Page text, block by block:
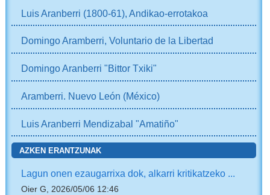
Luis Aranberri (1800-61), Andikao-errotakoa
Domingo Aramberri, Voluntario de la Libertad
Domingo Aranberri "Bittor Txiki"
Aramberri. Nuevo León (México)
Luis Aranberri Mendizabal "Amatiño"
AZKEN ERANTZUNAK
Lagun onen ezaugarrixa dok, alkarri kritikatzeko ...
Oier G, 2026/05/06 12:46